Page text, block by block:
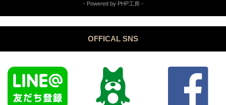
- Powered by PHP工房 -
OFFICAL SNS